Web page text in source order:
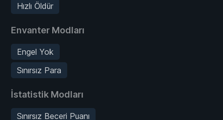
Hızlı Öldür
Envanter Modları
Engel Yok
Sınırsız Para
İstatistik Modları
Sınırsız Beceri Puanı